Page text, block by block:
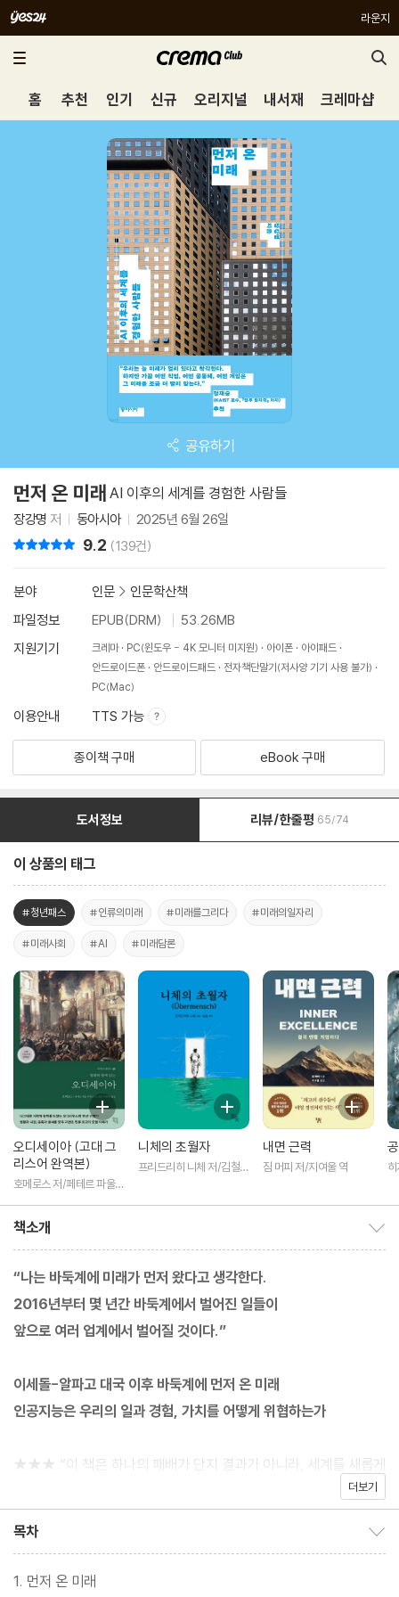
라운지
홈 추천 인기 신규 오리지널 내서재 크레마샵
공유하기
먼저 온 미래 AI 이후의 세계를 경험한 사람들
장강명 저 동아시아 2025년 6월 26일
9.2 (139건)
분야 인문 > 인문학산책
파일정보
EPUB(DRM)
53.26MB
지원기기
크레마 PC(윈도우 - 4K 모니터 미지원) 아이폰
아이패드
안드로이드폰
안드로이드패드
전자책단말기(저사양 기기 사용 불가)
PC(Mac)
이용안내 TTS 가능
종이책 구매 eBook 구매
도서정보 리뷰/한줄평 65/74
이 상품의 태그
#청년패스 #인류의미래 #미래를그리다 #미래의일자리
#미래사회 #AI #미래담론
오디세이아 (고대 그
리스어 완역본)
호메로스 저/페테르 파울
니체의 초월자
프리드리히 니체 저/김철
내면 근력
짐 머피 저/지여울 역
책소개
“나는 바둑계에 미래가 먼저 왔다고 생각한다.
2016년부터 몇 년간 바둑계에서 벌어진 일들이
앞으로 여러 업계에서 벌어질 것이다.”
이세돌-알파고 대국 이후 바둑계에 먼저 온 미래
인공지능은 우리의 일과 경험, 가치를 어떻게 위협하는가
★★★ “이 책은 하나의 패배가 단지 결과가 아니라, 세계를 새롭게
바라보는 방식이 될 수 있다는 것을 보여준다.” _정재승(KAIST 뇌
★★★ 조훈현, 유창혁, 박정상, 김지석, 신진서… 바둑계 전설들에
게 직접 듣는 AI 이후의 세계
더보기
목차
1. 먼저 온 미래